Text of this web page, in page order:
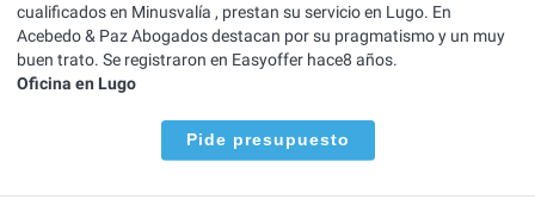
cualificados en Minusvalía , prestan su servicio en Lugo. En
Acebedo & Paz Abogados destacan por su pragmatismo y un muy
buen trato. Se registraron en Easyoffer hace8 años.
Oficina en Lugo
Pide presupuesto